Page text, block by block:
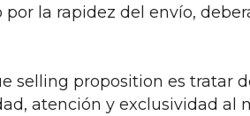
la rapidez del envío,
selling proposition es tratar
atención y exclusividad al